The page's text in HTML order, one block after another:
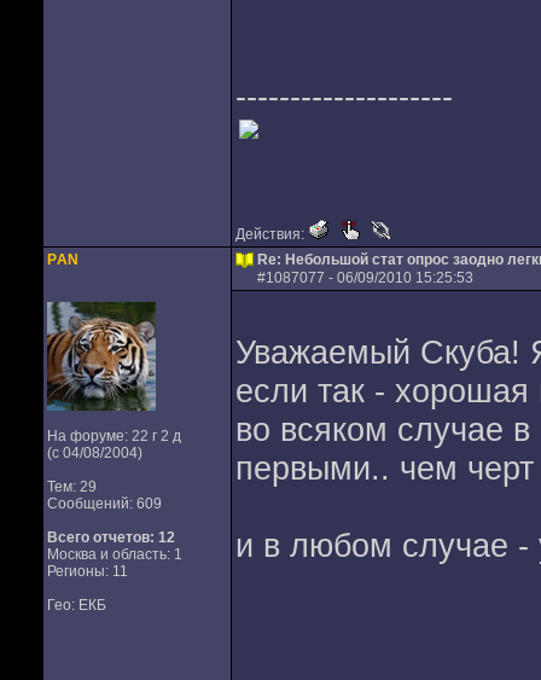
--------------------
Действия:
PАN
На форуме: 22 г 2 д
(с 04/08/2004)
Тем: 29
Сообщений: 609
Всего отчетов: 12
Москва и область: 1
Регионы: 11
Гео: ЕКБ
Re: Небольшой стат опрос заодно
#1087077 - 06/09/2010 15:25:53
Уважаемый Скуба!
если так - хорошая
во всяком случае в
первыми.. чем
и в любом случае -